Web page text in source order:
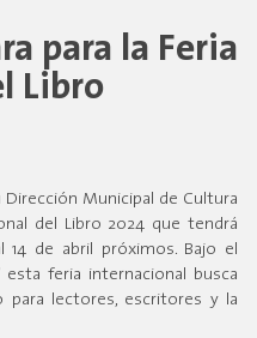
para la Feria
Libro
Dirección Municipal de Cultura
del Libro 2024 que tendrá
14 de abril próximos. Bajo el
feria internacional busca
para lectores, escritores y la